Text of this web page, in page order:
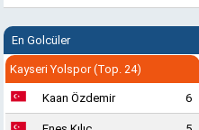
En Golcüler
Kayseri Yolspor (Top. 24)
Kaan Özdemir 6